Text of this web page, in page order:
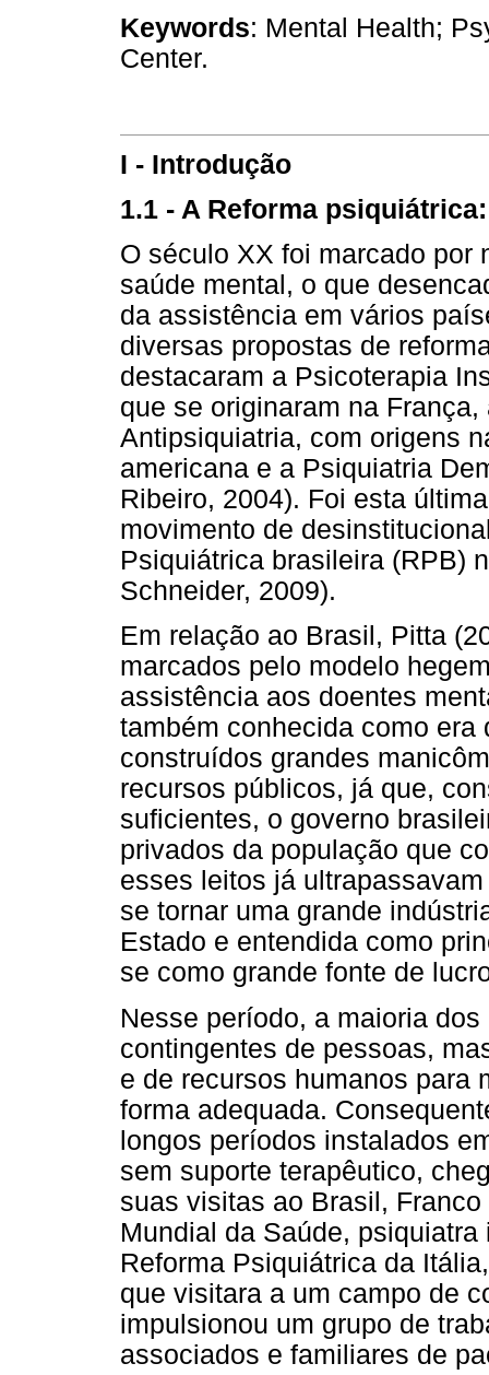
Keywords: Mental Health;
Center.
I - Introdução
1.1 - A Reforma
O século XX foi marcado por
saúde mental, o que
da assistência em vários
diversas propostas de
destacaram a Psicoterapia
que se originaram na
Antipsiquiatria, com origens
americana e a Psiquiatria
Ribeiro, 2004). Foi esta
movimento de
Psiquiátrica brasileira (RPB)
Schneider, 2009).
Em relação ao Brasil, Pitta
marcados pelo modelo
assistência aos doentes
também conhecida como
construídos grandes
recursos públicos, já que,
suficientes, o governo
privados da população que
esses leitos já
se tornar uma grande
Estado e entendida como
se como grande fonte de
Nesse período, a maioria
contingentes de pessoas,
e de recursos humanos para
forma adequada.
longos períodos instalados
sem suporte terapêutico,
suas visitas ao Brasil,
Mundial da Saúde,
Reforma Psiquiátrica da
que visitara a um campo de
impulsionou um grupo de
associados e familiares de